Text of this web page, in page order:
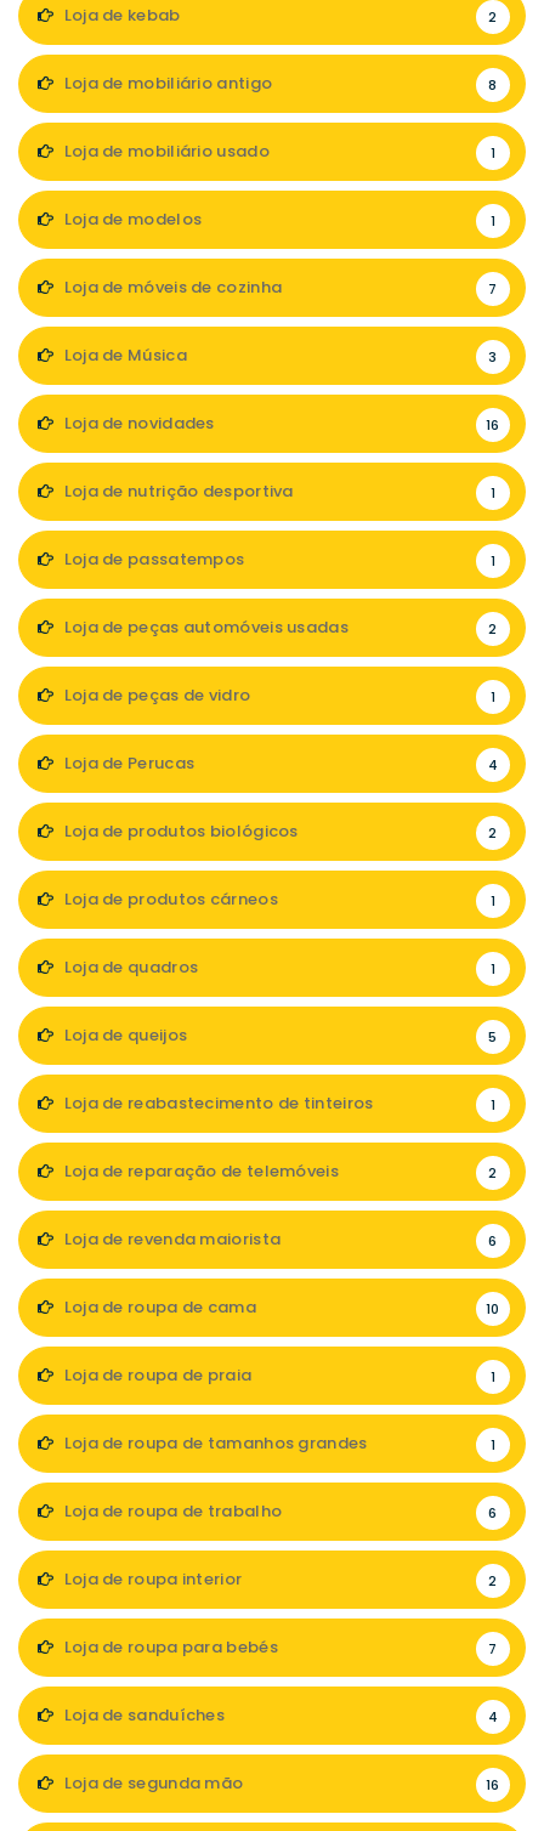
Loja de kebab 2
Loja de mobiliário antigo 8
Loja de mobiliário usado 1
Loja de modelos 1
Loja de móveis de cozinha 7
Loja de Música 3
Loja de novidades 16
Loja de nutrição desportiva 1
Loja de passatempos 1
Loja de peças automóveis usadas 2
Loja de peças de vidro 1
Loja de Perucas 4
Loja de produtos biológicos 2
Loja de produtos cárneos 1
Loja de quadros 1
Loja de queijos 5
Loja de reabastecimento de tinteiros 1
Loja de reparação de telemóveis 2
Loja de revenda maiorista 6
Loja de roupa de cama 10
Loja de roupa de praia 1
Loja de roupa de tamanhos grandes 1
Loja de roupa de trabalho 6
Loja de roupa interior 2
Loja de roupa para bebés 7
Loja de sanduíches 4
Loja de segunda mão 16